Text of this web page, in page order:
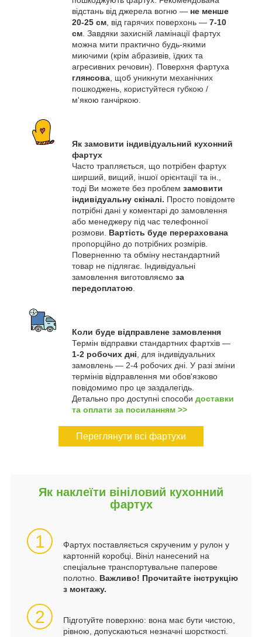
відстань від джерела вогню — не менше
20-25 см, від гарячих поверхонь — 7-10
см. Завдяки захисній ламінації фартух
можна мити практично будь-якими
миючими (крім абразивів, їдких та
агресивних речовин). Поверхня фартуха
глянсова, щоб уникнути механічних
пошкоджень, користуйтеся губкою /
м'якою ганчіркою.
Як замовити індивідуальний кухонний
фартух
Часто трапляється, що потрібен фартух
ширший, вищий, іншої орієнтації та ін.,
тоді Ви можете без проблем замовити
індивідуальну скіналі. Просто повідомте
потрібні дані у коментарі до замовлення
або менеджеру під час телефонної
розмови. Вартість буде перерахована
пропорційно до потрібних розмірів.
Поверненню та обміну нестандартний
товар не підлягає. Індивідуальні
замовлення виготовляємо за
передоплатою.
Коли буде відправлене замовлення
Термін відправки стандартних фартхів —
1-2 робочих дні, для індивідуальних
замовлень — 2-4 робочих дні. У разі зміни
термінів відправлення ми обов'язково
повідомимо про це заздалегідь.
Детально про доступні способи доставки
та оплати за посиланням >>
Переглянути всі фартухи
Як наклеїти вініловий кухонний
фартух
1
Фартух поставляється скрученим у рулон у
картонній коробці. Вініл нанесений на
спеціальне транспортувальне паперове
полотно. Важливо! Прочитайте інструкцію
з монтажу.
2
Підготуйте поверхню: вона має бути чистою,
рівною, допускаються незначні шорсткості.